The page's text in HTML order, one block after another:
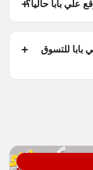
علي بابا حالياً؟
بابا للتسوق